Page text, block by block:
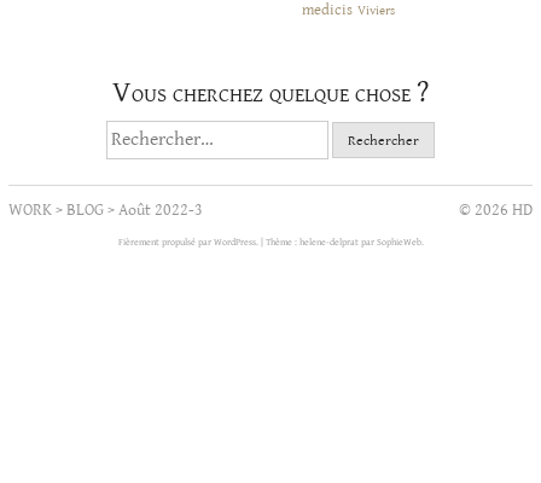
medicis Viviers
Vous cherchez quelque chose ?
Rechercher :
WORK>BLOG>Août 2022-3 © 2026 HD
Fièrement propulsé par WordPress. Thème : helene-delprat par SophieWeb.